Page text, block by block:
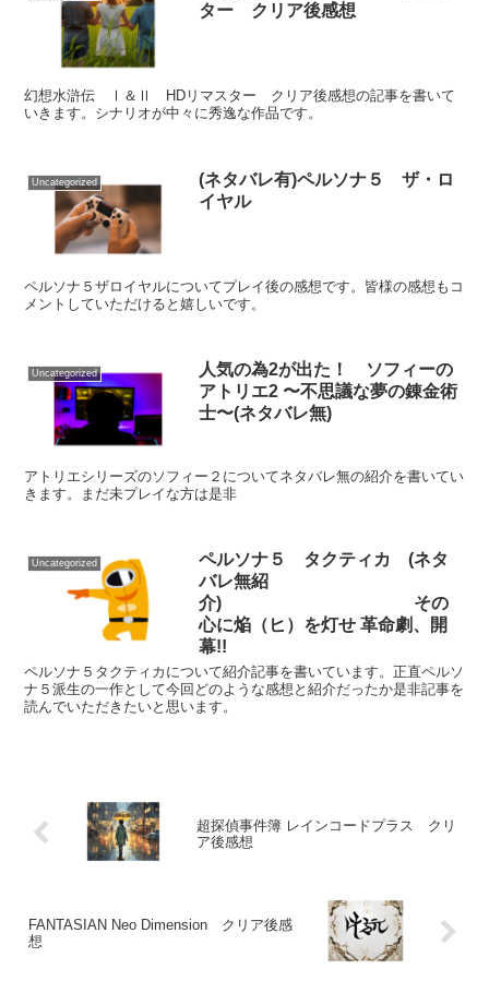
ター クリア後感想
幻想水滸伝 Ⅰ＆Ⅱ HDリマスター クリア後感想の記事を書いて
いきます。シナリオが中々に秀逸な作品です。
Uncategorized
(ネタバレ有)ペルソナ５ ザ・ロ
イヤル
ペルソナ５ザロイヤルについてプレイ後の感想です。皆様の感想もコ
メントしていただけると嬉しいです。
Uncategorized
人気の為2が出た！ ソフィーの
アトリエ2 〜不思議な夢の錬金術
士〜(ネタバレ無)
アトリエシリーズのソフィー２についてネタバレ無の紹介を書いてい
きます。まだ未プレイな方は是非
Uncategorized
ペルソナ５ タクティカ (ネタ
バレ無紹
介) その
心に焔（ヒ）を灯せ 革命劇、開
幕!!
ペルソナ５タクティカについて紹介記事を書いています。正直ペルソ
ナ５派生の一作として今回どのような感想と紹介だったか是非記事を
読んでいただきたいと思います。
超探偵事件簿 レインコードプラス クリ
ア後感想
FANTASIAN Neo Dimension クリア後感
想